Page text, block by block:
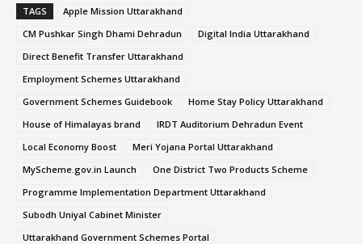
TAGS
Apple Mission Uttarakhand
CM Pushkar Singh Dhami Dehradun
Digital India Uttarakhand
Direct Benefit Transfer Uttarakhand
Employment Schemes Uttarakhand
Government Schemes Guidebook
Home Stay Policy Uttarakhand
House of Himalayas brand
IRDT Auditorium Dehradun Event
Local Economy Boost
Meri Yojana Portal Uttarakhand
MyScheme.gov.in Launch
One District Two Products Scheme
Programme Implementation Department Uttarakhand
Subodh Uniyal Cabinet Minister
Uttarakhand Government Schemes Portal